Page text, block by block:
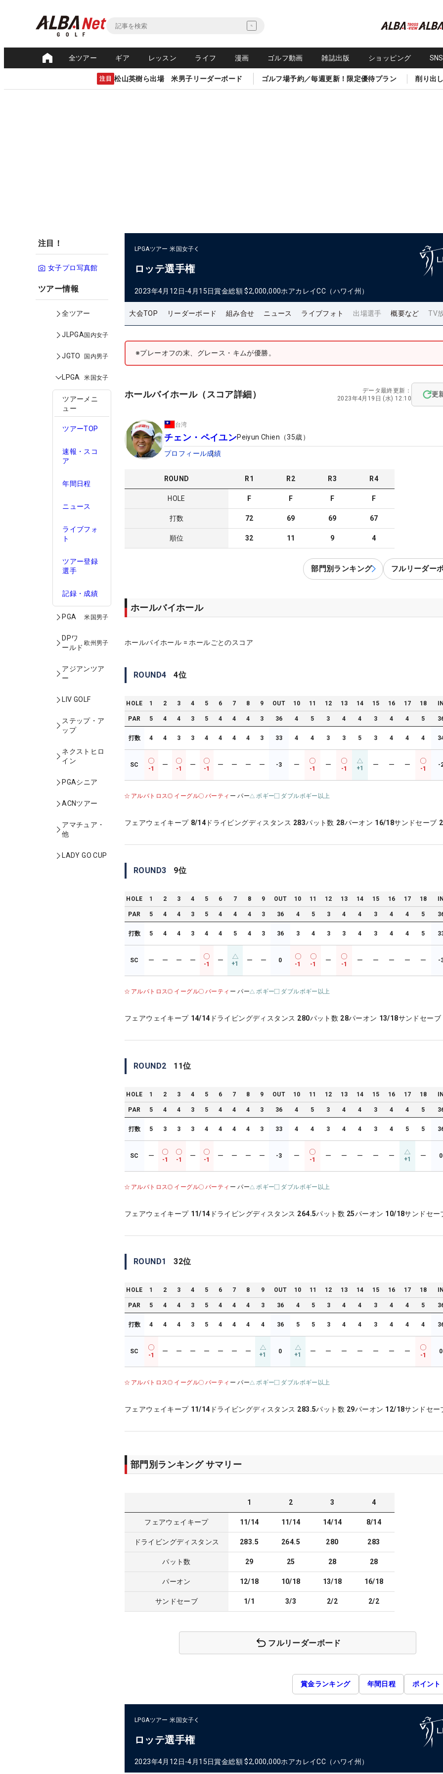
全ツアー ギア レッスン ライフ 漫画 ゴルフ動画 雑誌出版 ショッピング
注目 松山英樹ら出場 米男子リーダーボード ゴルフ場予約／毎週更新！限定優待プラン 削り出
注目！
女子プロ写真館
ツアー情報
全ツアー
JLPGA国内女子
JGTO 国内男子
LPGA 米国女子
ツアーメニ
ュー
ツアーTOP
速報・スコ
ア
年間日程
ニュース
ライブフォ
ト
ツアー登録
選手
記録・成績
PGA 米国男子
DPワ
ールド
欧州男子
アジアンツア
ー
LIV GOLF
ステップ・ア
ップ
ネクストヒロ
イン
PGAシニア
ACNツアー
アマチュア・
他
LADY GO CUP
LPGAツアー 米国女子
ロッテ選手権
2023年4月12日-4月15日賞金総額 $2,000,000ホアカレイCC（ハワイ州）
大会TOP リーダーボード 組み合せ ニュース ライブフォト 出場選手 概要など TV
※プレーオフの末、グレース・キムが優勝。
ホールバイホール（スコア詳細）
データ最終更新：
2023年4月19日 (水) 12:10
更
台湾
チェン・ペイユンPeiyun Chien （35歳）
プロフィール成績
ROUND R1 R2 R3 R4
HOLE F F F F
打数 72 69 69 67
順位 32 11 9 4
部門別ランキング フルリーダー
ホールバイホール
ホールバイホール = ホールごとのスコア
ROUND4 4位
HOLE 1 2 3 4 5 6 7 8 9 OUT 10 11 12 13 14 15 16 17 18
PAR 5 4 4 3 5 4 4 4 3 36 4 5 3 4 4 3 4 4 5
打数 4 4 3 3 4 4 4 4 3 33 4 4 3 3 5 3 4 4 4
SC
-1
ー
-1
ー
-1
ー ー ー ー -3 ー
-1
ー
-1 +1 ー ー ー
-1
-
アルバトロス イーグル バーティ ー パー ボギー ダブルボギー以上
フェアウェイキープ 8/14 ドライビングディスタンス 283パット数 28パーオン 16/18サンドセーブ
ROUND3 9位
HOLE 1 2 3 4 5 6 7 8 9 OUT 10 11 12 13 14 15 16 17 18
PAR 5 4 4 3 5 4 4 4 3 36 4 5 3 4 4 3 4 4 5
打数 5 4 4 3 4 4 5 4 3 36 3 4 3 3 4 3 4 4 5
SC ー ー ー ー
-1
ー +1 ー ー 0
-1 -1
ー
-1
ー ー ー ー ー -
アルバトロス イーグル バーティ ー パー ボギー ダブルボギー以上
フェアウェイキープ 14/14 ドライビングディスタンス 280パット数 28パーオン 13/18サンドセーブ
ROUND2 11位
HOLE 1 2 3 4 5 6 7 8 9 OUT 10 11 12 13 14 15 16 17 18
PAR 5 4 4 3 5 4 4 4 3 36 4 5 3 4 4 3 4 4 5
打数 5 3 3 3 4 4 4 4 3 33 4 4 3 4 4 3 4 5 5
SC ー
-1 -1
ー
-1
ー ー ー ー -3 ー
-1
ー ー ー ー ー +1 ー 0
アルバトロス イーグル バーティ ー パー ボギー ダブルボギー以上
フェアウェイキープ 11/14 ドライビングディスタンス 264.5パット数 25パーオン 10/18サンドセー
ROUND1 32位
HOLE 1 2 3 4 5 6 7 8 9 OUT 10 11 12 13 14 15 16 17 18
PAR 5 4 4 3 5 4 4 4 3 36 4 5 3 4 4 3 4 4 5
打数 4 4 4 3 5 4 4 4 4 36 5 5 3 4 4 3 4 4 4
SC
-1
ー ー ー ー ー ー ー +1 0 +1 ー ー ー ー ー ー ー
-1
0
アルバトロス イーグル バーティ ー パー ボギー ダブルボギー以上
フェアウェイキープ 11/14 ドライビングディスタンス 283.5パット数 29パーオン 12/18サンドセー
部門別ランキング サマリー
1 2 3 4
フェアウェイキープ 11/14 11/14 14/14 8/14
ドライビングディスタンス 283.5 264.5 280 283
パット数 29 25 28 28
パーオン 12/18 10/18 13/18 16/18
サンドセーブ 1/1 3/3 2/2 2/2
フルリーダーボード
賞金ランキング 年間日程 ポイント
LPGAツアー 米国女子
ロッテ選手権
2023年4月12日-4月15日賞金総額 $2,000,000ホアカレイCC（ハワイ州）